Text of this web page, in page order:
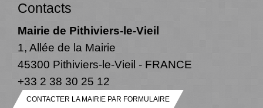
Contacts
Mairie de Pithiviers-le-Vieil
1, Allée de la Mairie
45300 Pithiviers-le-Vieil - FRANCE
+33 2 38 30 25 12
CONTACTER LA MAIRIE PAR FORMULAIRE